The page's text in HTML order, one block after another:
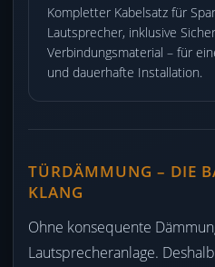
Kompletter Kabelsatz für
Lautsprecher, inklusive
Verbindungsmaterial – für
und dauerhafte Installation.
TÜRDÄMMUNG – DIE
KLANG
Ohne konsequente
Lautsprecheranlage.